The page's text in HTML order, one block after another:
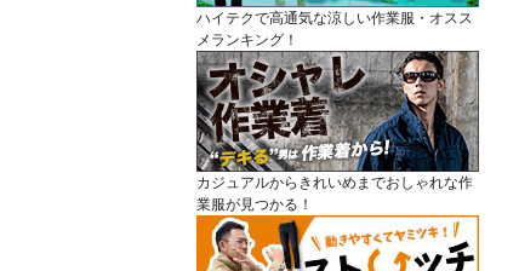
ハイテクで高通気な涼しい作業服・オスス
メランキング！
カジュアルからきれいめまでおしゃれな作
業服が見つかる！